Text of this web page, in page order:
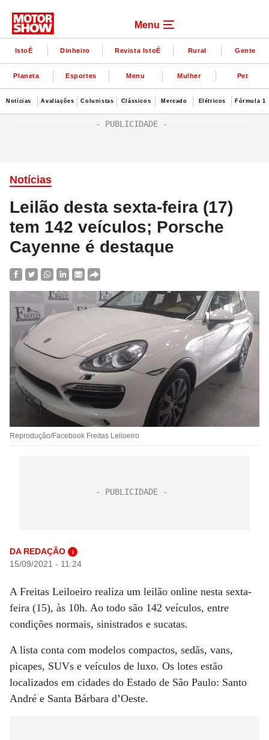
Menu
IstoÉ Dinheiro Revista IstoÉ Rural Gente
Planeta Esportes Menu Mulher Pet
Notícias Avaliações Colunistas Clássicos Mercado Elétricos Fórmula 1
Notícias
Leilão desta sexta-feira (17)
tem 142 veículos; Porsche
Cayenne é destaque
Reprodução/Facebook Freitas Leiloeiro
DA REDAÇÃO i
15/09/2021 - 11:24
A Freitas Leiloeiro realiza um leilão online nesta sexta-
feira (15), às 10h. Ao todo são 142 veículos, entre
condições normais, sinistrados e sucatas.
A lista conta com modelos compactos, sedãs, vans,
picapes, SUVs e veículos de luxo. Os lotes estão
localizados em cidades do Estado de São Paulo: Santo
André e Santa Bárbara d’Oeste.